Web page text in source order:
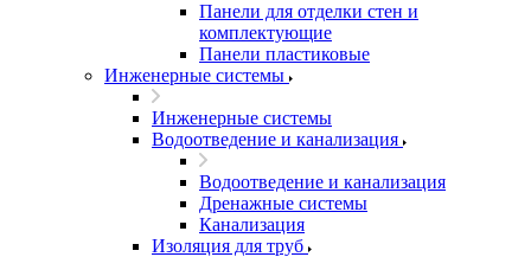
Панели для отделки стен и
комплектующие
Панели пластиковые
Инженерные системы
Инженерные системы
Водоотведение и канализация
Водоотведение и канализация
Дренажные системы
Канализация
Изоляция для труб